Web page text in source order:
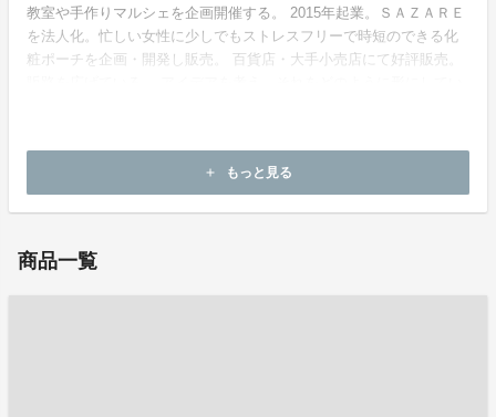
教室や手作りマルシェを企画開催する。 2015年起業。ＳＡＺＡＲＥ
を法人化。忙しい女性に少しでもストレスフリーで時短のできる化
粧ポーチを企画・開発し販売。 百貨店・大手小売店にて好評販売。
add もっと見る
商品一覧